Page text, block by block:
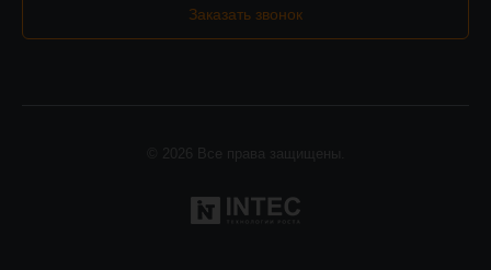
Заказать звонок
© 2026 Все права защищены.